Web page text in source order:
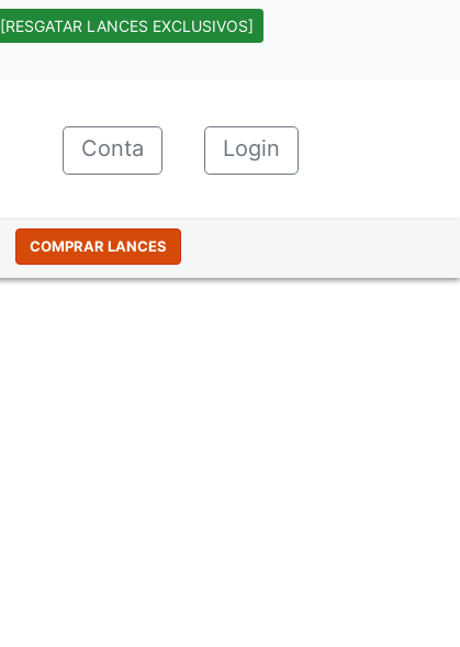
[RESGATAR LANCES EXCLUSIVOS]
Conta (current)Login
COMPRAR LANCES